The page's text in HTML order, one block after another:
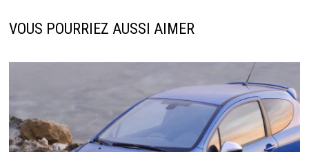
VOUS POURRIEZ AUSSI AIMER